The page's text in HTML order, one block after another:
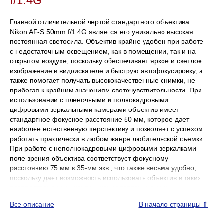
Главной отличительной чертой стандартного объектива
Nikon AF-S 50mm f/1.4G является его уникально высокая
постоянная светосила. Объектив крайне удобен при работе
с недостаточным освещением, как в помещении, так и на
открытом воздухе, поскольку обеспечивает яркое и светлое
изображение в видоискателе и быструю автофокусировку, а
также помогает получать высококачественные снимки, не
прибегая к крайним значениям светочувствительности. При
использовании с пленочными и полнокадровыми
цифровыми зеркальными камерами объектив имеет
стандартное фокусное расстояние 50 мм, которое дает
наиболее естественную перспективу и позволяет с успехом
работать практически в любом жанре любительской съемки.
При работе с неполнокадровыми цифровыми зеркалками
поле зрения объектива соответствует фокусному
расстоянию 75 мм в 35-мм экв., что также весьма удобно,
поскольку дает возможность использовать объектив в таких
практически любых других сюжетов. Объектив выполнен из
Все описание В начало страницы ⇑